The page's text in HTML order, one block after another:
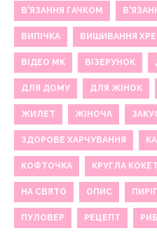
В'ЯЗАННЯ ГАЧКОМ
ВИПІЧКА ВИШИВАННЯ
ВІДЕО МК ВІЗЕРУНОК
ДЛЯ ДОМУ ДЛЯ ЖІНОК
ЖИЛЕТ ЖІНОЧА
ЗДОРОВЕ ХАРЧУВАННЯ
КОФТОЧКА КРУГЛА
НА СВЯТО ОПИС ПИРІГ
ПУЛОВЕР РЕЦЕПТ